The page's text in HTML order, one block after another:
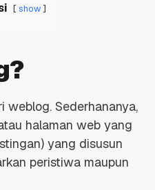
show
weblog. Sederhananya,
halaman web yang
yang disusun
peristiwa maupun